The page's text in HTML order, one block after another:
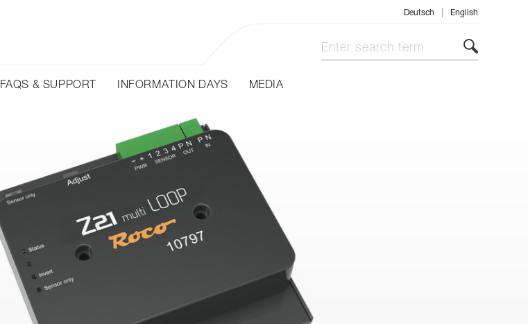
Deutsch | English
FAQS & SUPPORT INFORMATION DAYS MEDIA